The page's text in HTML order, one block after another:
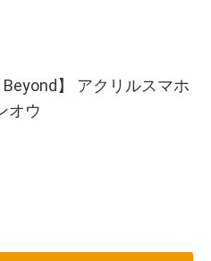
Beyond】 アクリルスマホ
オウ